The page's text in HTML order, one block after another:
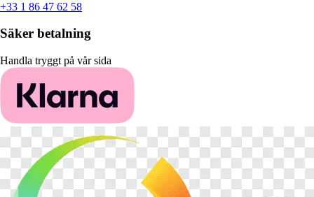
+33 1 86 47 62 58
Säker betalning
Handla tryggt på vår sida